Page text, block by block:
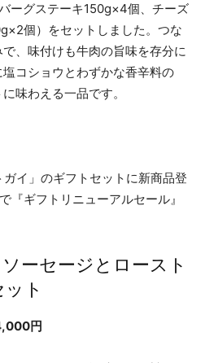
ーグステーキ150g×4個、チーズ
個）をセットしました。つな
、味付けも牛肉の旨味を存分に
コショウとわずかな香辛料の
味わえる一品です。
ーセージとロースト
ト
円